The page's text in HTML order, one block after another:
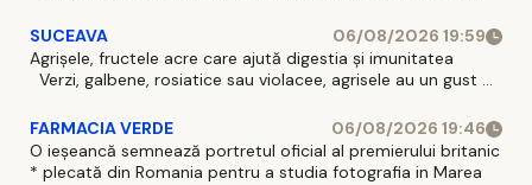
SUCEAVA
06/08/2026 19:59
Agrișele, fructele acre care ajută digestia și imunitatea
Verzi, galbene, rosiatice sau violacee, agrisele au un gust ...
FARMACIA VERDE
06/08/2026 19:46
O ieșeancă semnează portretul oficial al premierului britanic
* plecată din Romania pentru a studia fotografia in Marea